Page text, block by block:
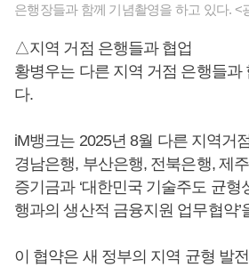
은행장들과 함께 기념촬영을 하고 있다. <
△지역 거점 은행들과 협업
황병우는 다른 지역 거점 은행들과
다.
iM뱅크는 2025년 8월 다른 지역거
경남은행, 부산은행, 전북은행, 제
증기금과 ‘대한민국 기술주도 균형
행과의 생산적 금융지원 업무협약’
이 협약은 새 정부의 지역 균형 발